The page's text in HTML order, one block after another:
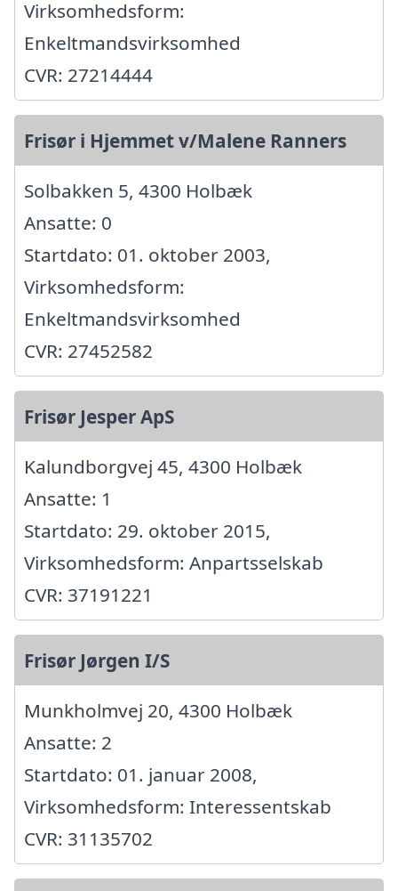
Virksomhedsform:
Enkeltmandsvirksomhed
CVR: 27214444
Frisør i Hjemmet v/Malene Ranners
Solbakken 5, 4300 Holbæk
Ansatte: 0
Startdato: 01. oktober 2003,
Virksomhedsform:
Enkeltmandsvirksomhed
CVR: 27452582
Frisør Jesper ApS
Kalundborgvej 45, 4300 Holbæk
Ansatte: 1
Startdato: 29. oktober 2015,
Virksomhedsform: Anpartsselskab
CVR: 37191221
Frisør Jørgen I/S
Munkholmvej 20, 4300 Holbæk
Ansatte: 2
Startdato: 01. januar 2008,
Virksomhedsform: Interessentskab
CVR: 31135702